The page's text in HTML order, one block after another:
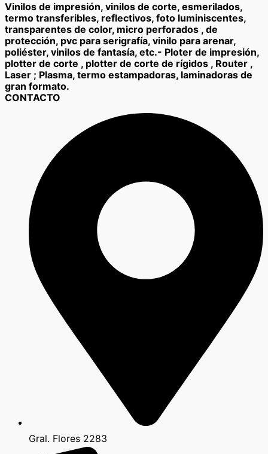
Vinilos de impresión, vinilos de corte, esmerilados,
termo transferibles, reflectivos, foto luminiscentes,
transparentes de color, micro perforados , de
protección, pvc para serigrafía, vinilo para arenar,
poliéster, vinilos de fantasía, etc.- Ploter de impresión,
plotter de corte , plotter de corte de rígidos , Router ,
Laser ; Plasma, termo estampadoras, laminadoras de
gran formato.
CONTACTO
Gral. Flores 2283